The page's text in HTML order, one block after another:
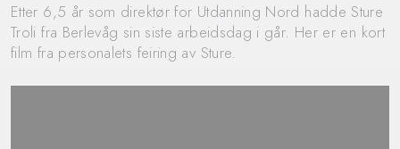
Etter 6,5 år som direktør for Utdanning Nord hadde Sture
Troli fra Berlevåg sin siste arbeidsdag i går. Her er en kort
film fra personalets feiring av Sture.